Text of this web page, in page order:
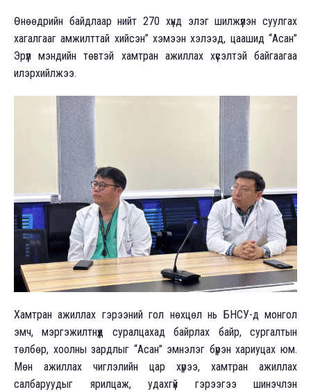
Өнөөдрийн байдлаар нийт 270 хүнд элэг шилжүүлэн суулгах
хагалгааг амжилттай хийсэн” хэмээн хэлээд, цаашид “Асан”
Эрүүл мэндийн төвтэй хамтран ажиллах хүсэлтэй байгаагаа
илэрхийлжээ.
Хамтран ажиллах гэрээний гол нөхцөл нь БНСУ-д монгол
эмч, мэргэжилтнүүд суралцахад байрлах байр, сургалтын
төлбөр, хоолны зардлыг “Асан” эмнэлэг бүрэн хариуцах юм.
Мөн ажиллах чиглэлийн цар хүрээ, хамтран ажиллах
салбаруудыг ярилцаж, удахгүй гэрээгээ шинэчлэн